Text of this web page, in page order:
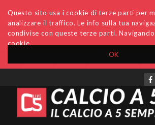
OK
Questo sito usa i cookie di terze parti per
analizzare il traffico. Le info sulla tua
condivise con queste terze parti.
cookie.
Accedi Archivio Invio comunicati